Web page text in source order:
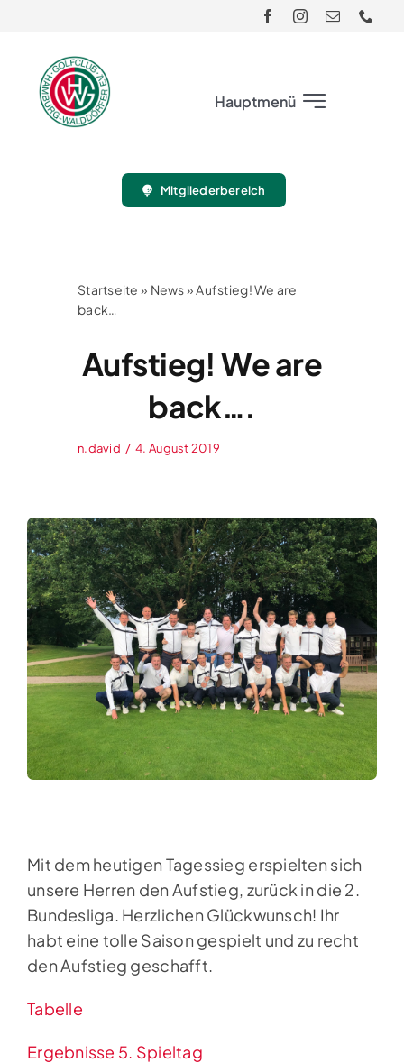
content
Hauptmenü
Mitgliederbereich
Startseite » News»Aufstieg! We are
back…
Aufstieg! We are
back….
n.david / 4. August 2019
Mit dem heutigen Tagessieg erspielten sich
unsere Herren den Aufstieg, zurück in die 2.
Bundesliga. Herzlichen Glückwunsch! Ihr
habt eine tolle Saison gespielt und zu recht
den Aufstieg geschafft.
Tabelle
Ergebnisse 5. Spieltag